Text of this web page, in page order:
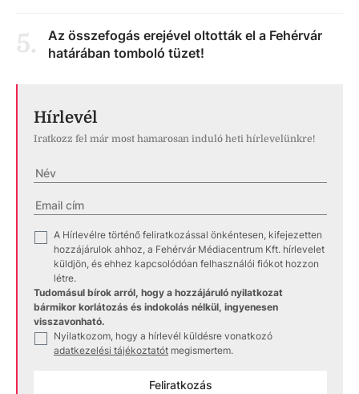
5.
Az összefogás erejével oltották el a Fehérvár
határában tomboló tüzet!
Hírlevél
Iratkozz fel már most hamarosan induló heti hírlevelünkre!
A Hírlevélre történő feliratkozással önkéntesen, kifejezetten
hozzájárulok ahhoz, a Fehérvár Médiacentrum Kft. hírlevelet
küldjön, és ehhez kapcsolódóan felhasználói fiókot hozzon
létre.
Tudomásul bírok arról, hogy a hozzájáruló nyilatkozat
bármikor korlátozás és indokolás nélkül, ingyenesen
visszavonható.
Nyilatkozom, hogy a hírlevél küldésre vonatkozó
adatkezelési tájékoztatót megismertem.
Feliratkozás